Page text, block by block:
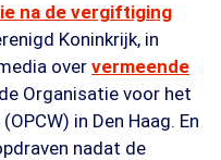
na de vergiftiging
Koninkrijk, in
over vermeende
Organisatie voor het
in Den Haag. En
nadat de